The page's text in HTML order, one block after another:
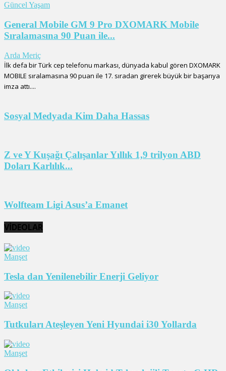
Güncel Yaşam
General Mobile GM 9 Pro DXOMARK Mobile
Sıralamasına 90 Puan ile...
Arda Meriç
İlk defa bir Türk cep telefonu markası, dünyada kabul gören DXOMARK
MOBILE sıralamasına 90 puan ile 17. sıradan girerek büyük bir başarıya
imza attı....
Sosyal Medyada Kim Daha Hassas
Z ve Y Kuşağı Çalışanlar Yıllık 1,9 trilyon ABD
Doları Karlılık...
Wolfteam Ligi Asus’a Emanet
VİDEOLAR
Manşet
Tesla dan Yenilenebilir Enerji Geliyor
Manşet
Tutkuları Ateşleyen Yeni Hyundai i30 Yollarda
Manşet